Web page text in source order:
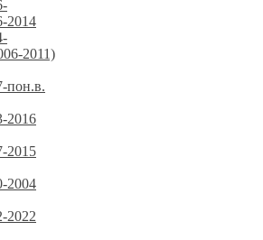
2014
2011)
пон.в.
2016
2015
2004
2022